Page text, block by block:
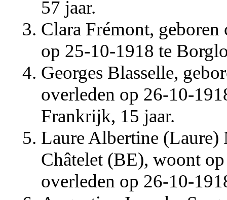
57 jaar.
Clara Frémont,
op 25-10-1918 te
Georges Blasselle,
overleden op 26-10-
Frankrijk, 15 jaar.
Laure Albertine (Laure)
Châtelet (BE), woont
overleden op 26-10-